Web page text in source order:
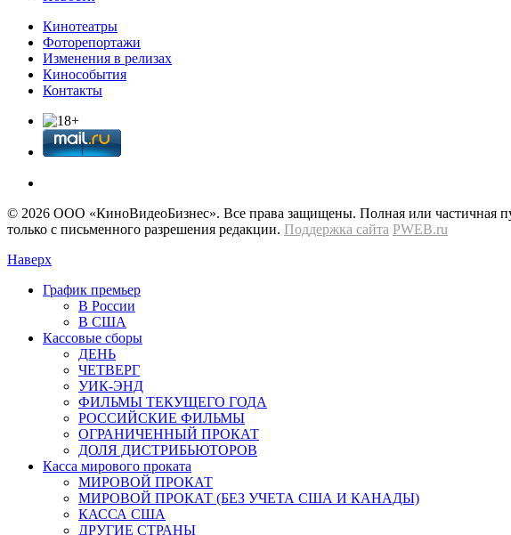
Кинотеатры
Фоторепортажи
Изменения в релизах
Кинособытия
Контакты
© 2026 OOО «КиноВидеоБизнес». Все права защищены. Полная или частичная
только с письменного разрешения редакции. Поддержка сайта PWEB.ru
Наверх
График премьер
В России
В США
Кассовые сборы
ДЕНЬ
ЧЕТВЕРГ
УИК-ЭНД
ФИЛЬМЫ ТЕКУЩЕГО ГОДА
РОССИЙСКИЕ ФИЛЬМЫ
ОГРАНИЧЕННЫЙ ПРОКАТ
ДОЛЯ ДИСТРИБЬЮТОРОВ
Касса мирового проката
МИРОВОЙ ПРОКАТ
МИРОВОЙ ПРОКАТ (БЕЗ УЧЕТА США И КАНАДЫ)
КАССА США
ДРУГИЕ СТРАНЫ